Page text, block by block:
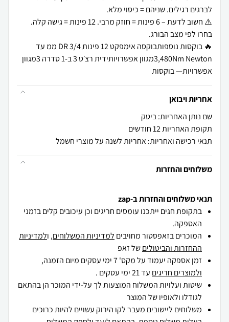
⚠️ חשוב לדעת – 6 פינות = חוזק מרבי. 12 פינות = גישה קלה.
🔥 בוקסות נוספותבוקסה אימפקט 12 פינות DR 3/4 ממ עד
3,480Nm Newtonמגוון אפשרויותידית רצ׳ט 3 ב-1 סדרה 3מגוון
אפשרויות— בוקסות
אחריות ויבואן
שם נותן האחריות: ביטק
תקופת האחריות 12 חודשים
תנאי רכישה ואחריות: אחריות לשנה על מוצרי חשמל
משלוחים והחזרות
תנאי משלוחים והחזרות ב-zap
בתקופת חגים ייתכנו עומסים חריגים וכן עיכובים קלים בזמני
האספקה.
המוכרים בזאפסטור מחויבים למדיניות המשלוחים, ולמדיניות
ההחזרות והביטוליםשל זאפ
זמן אספקה יעמוד על מקס' 7 ימי עסקים מיום הזמנה,
ולמוצרים חריגים עד 21 ימי עסקים .
שיטות ועלויות המשלוח המוצעות לך על-ידי המוכר הן בהתאם
לגודלו ולאופיו של המוצר
משלוחים ליישובים מעבר לקו הירוק עשויים להיות כרוכים